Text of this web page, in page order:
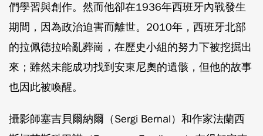
們學習與創作。然而他卻在1936年西班牙內戰發生
期間，因為政治迫害而離世。2010年，西班牙北部
的拉佩德拉哈亂葬崗，在歷史小組的努力下被挖掘出
來；雖然未能成功找到安東尼奧的遺骸，但他的故事
也因此被喚醒。
攝影師塞吉貝爾納爾（Sergi Bernal）和作家法蘭西